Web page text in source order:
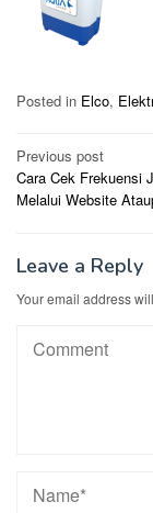
Posted in Elco,
Post
Previous post
Cara Cek Frekuensi
Melalui Website
Leave a Reply
Your email address